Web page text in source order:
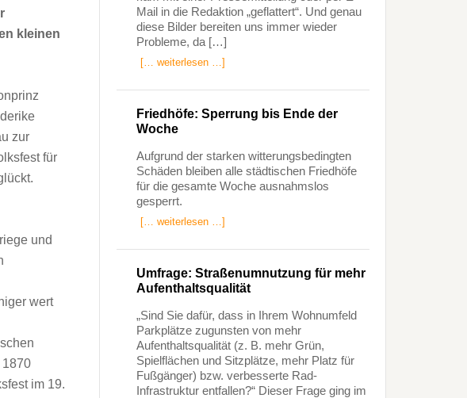
kleinen
zur
für
und
wert
1870
im 19.
Mail in die Redaktion „geflattert“. Und genau
diese Bilder bereiten uns immer wieder
Probleme, da […]
[… weiterlesen …]
Friedhöfe: Sperrung bis Ende der
Woche
Aufgrund der starken witterungsbedingten
Schäden bleiben alle städtischen Friedhöfe
für die gesamte Woche ausnahmslos
gesperrt.
[… weiterlesen …]
Umfrage: Straßenumnutzung für mehr
Aufenthaltsqualität
„Sind Sie dafür, dass in Ihrem Wohnumfeld
Parkplätze zugunsten von mehr
Aufenthaltsqualität (z. B. mehr Grün,
Spielflächen und Sitzplätze, mehr Platz für
Fußgänger) bzw. verbesserte Rad-
Infrastruktur entfallen?“ Dieser Frage ging im